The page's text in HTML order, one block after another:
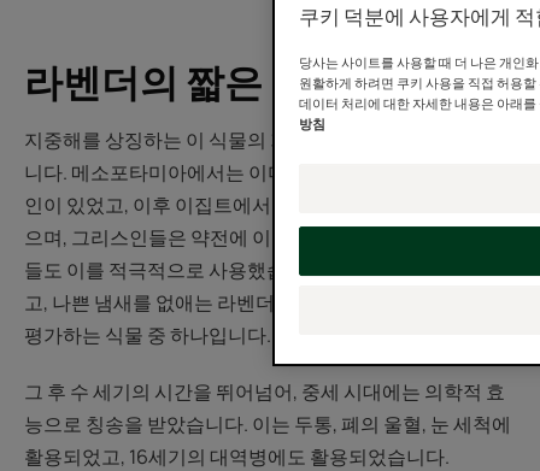
라벤더의 짧은 역사
지중해를 상징하는 이 식물의 기원은 고대로 거슬러 올라갑
니다. 메소포타미아에서는 이미 이 오일을 사용한 아시리아
인이 있었고, 이후 이집트에서는 중요한 수출품으로 여겨졌
으며, 그리스인들은 약전에 이를 활용하기도 하고, 로마인
들도 이를 적극적으로 사용했습니다. 목욕에 향수를 뿌리
고, 나쁜 냄새를 없애는 라벤더는 로마 귀족들이 가장 높이
평가하는 식물 중 하나입니다.
그 후 수 세기의 시간을 뛰어넘어, 중세 시대에는 의학적 효
능으로 칭송을 받았습니다. 이는 두통, 폐의 울혈, 눈 세척에
활용되었고, 16세기의 대역병에도 활용되었습니다.
쿠키 덕분에 사용자에게
당사는 사이트를 사용할 때 더 나은 개인
원활하게 하려면 쿠키 사용을 직접 허용
데이터 처리에 대한 자세한 내용은 아래
방침